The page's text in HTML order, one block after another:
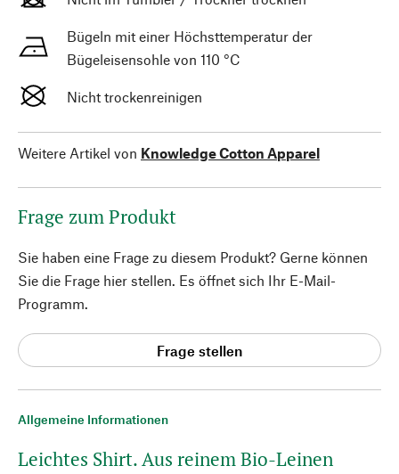
Allgemeine Informationen
Leichtes Shirt. Aus reinem Bio-Leinen
Bügeln mit einer Höchsttemperatur der
Bügeleisensohle von 110 °C
Nicht trockenreinigen
Weitere Artikel von Knowledge Cotton Apparel
Frage zum Produkt
Sie haben eine Frage zu diesem Produkt? Gerne können
Sie die Frage hier stellen. Es öffnet sich Ihr E-Mail-
Programm.
Frage stellen